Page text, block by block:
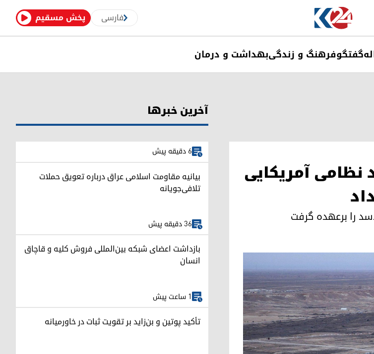
پخش مسقیم فارسی
گفتگوفرهنگ و زندگیبهداشت و درمان
نظامی آمریکایی
را برعهده گرفت
آخرین خبرها
6 دقیقه پیش
بیانیه مقاومت اسلامی عراق درباره تعویق حملات
تلافی‌جویانه
36 دقیقه پیش
بازداشت اعضای شبکه بین‌المللی فروش کلیه و قاچاق
انسان
1 ساعت پیش
تأکید پوتین و بن‌زاید بر تقویت ثبات در خاورمیانه